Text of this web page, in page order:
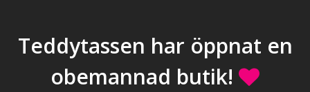
Teddytassen har öppnat en
obemannad butik!